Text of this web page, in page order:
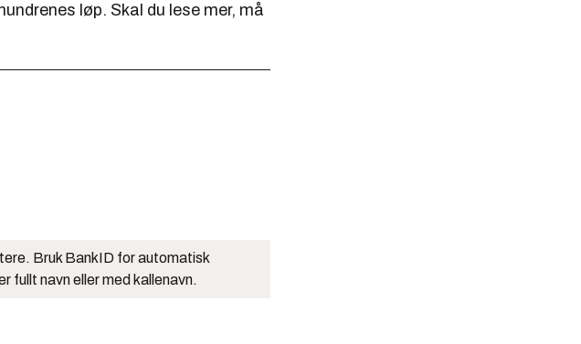
løp. Skal du lese mer, må
Bruk BankID for automatisk
fullt navn eller med kallenavn.